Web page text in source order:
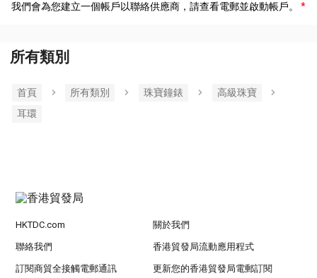
我們會為您建立一個帳戶以聯絡供應商，請查看電郵並啟動帳戶。
所有類別
首頁 所有類別 珠寶鐘錶
高級珠寶
耳環
HKTDC.com 關於我們
聯絡我們 香港貿發局流動應用程式
訂閱商貿全接觸電郵通訊 更新您的香港貿發局電郵訂閱